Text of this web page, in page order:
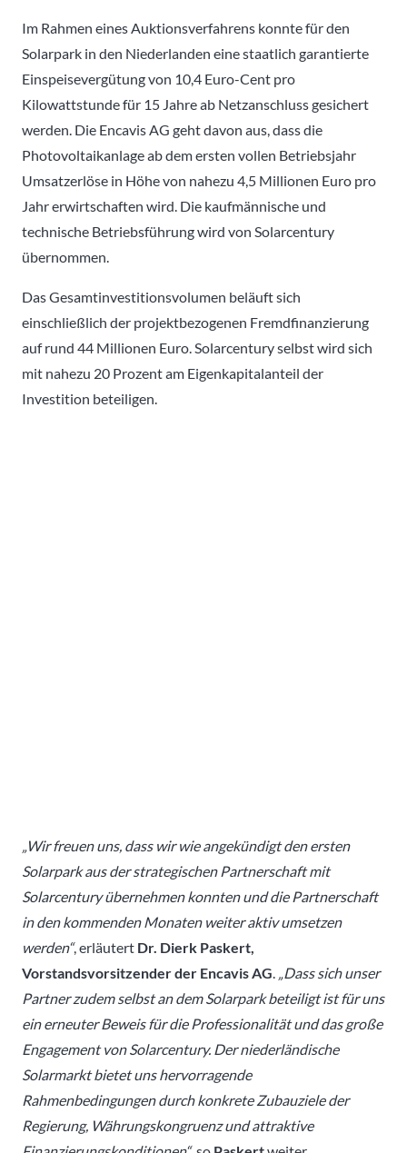
Im Rahmen eines Auktionsverfahrens konnte für den
Solarpark in den Niederlanden eine staatlich garantierte
Einspeisevergütung von 10,4 Euro-Cent pro
Kilowattstunde für 15 Jahre ab Netzanschluss gesichert
werden. Die Encavis AG geht davon aus, dass die
Photovoltaikanlage ab dem ersten vollen Betriebsjahr
Umsatzerlöse in Höhe von nahezu 4,5 Millionen Euro pro
Jahr erwirtschaften wird. Die kaufmännische und
technische Betriebsführung wird von Solarcentury
übernommen.
Das Gesamtinvestitionsvolumen beläuft sich
einschließlich der projektbezogenen Fremdfinanzierung
auf rund 44 Millionen Euro. Solarcentury selbst wird sich
mit nahezu 20 Prozent am Eigenkapitalanteil der
Investition beteiligen.
„Wir freuen uns, dass wir wie angekündigt den ersten
Solarpark aus der strategischen Partnerschaft mit
Solarcentury übernehmen konnten und die Partnerschaft
in den kommenden Monaten weiter aktiv umsetzen
werden“, erläutert Dr. Dierk Paskert,
Vorstandsvorsitzender der Encavis AG. „Dass sich unser
Partner zudem selbst an dem Solarpark beteiligt ist für uns
ein erneuter Beweis für die Professionalität und das große
Engagement von Solarcentury. Der niederländische
Solarmarkt bietet uns hervorragende
Rahmenbedingungen durch konkrete Zubauziele der
Regierung, Währungskongruenz und attraktive